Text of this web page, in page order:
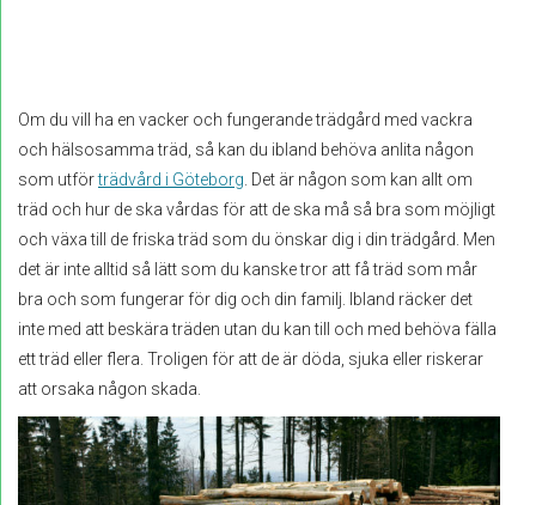
Om du vill ha en vacker och fungerande trädgård med vackra
och hälsosamma träd, så kan du ibland behöva anlita någon
som utförträdvård i Göteborg . Det är någon som kan allt om
träd och hur de ska vårdas för att de ska må så bra som möjligt
och växa till de friska träd som du önskar dig i din trädgård. Men
det är inte alltid så lätt som du kanske tror att få träd som mår
bra och som fungerar för dig och din familj. Ibland räcker det
inte med att beskära träden utan du kan till och med behöva fälla
ett träd eller flera. Troligen för att de är döda, sjuka eller riskerar
att orsaka någon skada.